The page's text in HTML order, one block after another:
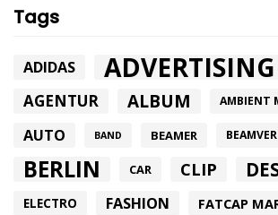
Tags
ADIDAS ADVERTISING
AGENTUR ALBUM AMBIENT
AUTO BAND BEAMER
BERLIN CAR CLIP
ELECTRO FASHION FATCAP